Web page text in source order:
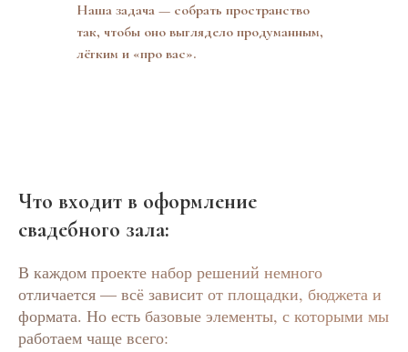
Наша задача — собрать пространство
так, чтобы оно выглядело продуманным,
лёгким и «про вас».
Что входит в оформление
свадебного зала:
В каждом проекте набор решений немного
отличается — всё зависит от площадки, бюджета и
формата. Но есть базовые элементы, с которыми мы
работаем чаще всего: